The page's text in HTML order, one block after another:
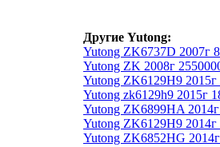
Другие Yutong:
Yutong ZK6737D 2007г
Yutong ZK 2008г
Yutong ZK6129H9 2015г
Yutong zk6129h9 2015г
Yutong ZK6899HA
Yutong ZK6129H9 2014г
Yutong ZK6852HG